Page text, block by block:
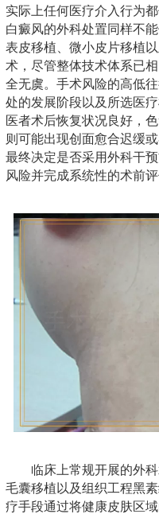
实际上任何医疗介入行为
白癜风的外科处置同样不
表皮移植、微小皮片移植
术，尽管整体技术体系已
全无虞。手术风险的高低
处的发展阶段以及所选医
医者术后恢复状况良好，
则可能出现创面愈合迟缓
最终决定是否采用外科干
风险并完成系统性的术前
临床上常规开展的外
毛囊移植以及组织工程黑
疗手段通过将健康皮肤区